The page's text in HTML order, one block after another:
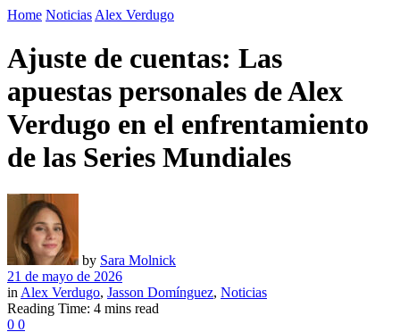
Home Noticias Alex Verdugo
Ajuste de cuentas: Las
apuestas personales de Alex
Verdugo en el enfrentamiento
de las Series Mundiales
by Sara Molnick
21 de mayo de 2026
in Alex Verdugo, Jasson Domínguez, Noticias
Reading Time: 4 mins read
0 0